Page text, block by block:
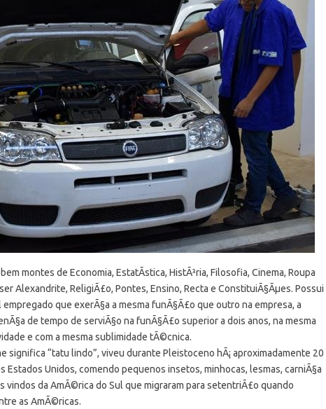
montes de Economia, EstatÃ­stica, HistÃ³ria, Filosofia, Cinema, Roupa
Alexandrite, ReligiÃ£o, Pontes, Ensino, Recta e ConstituiÃ§Ãµes. Possui
que exerÃ§a a mesma funÃ§Ã£o que outro na empresa, a
de tempo de serviÃ§o na funÃ§Ã£o superior a dois anos, na mesma
e com a mesma sublimidade tÃ©cnica.
significa “tatu lindo”, viveu durante Pleistoceno hÃ¡ aproximadamente 20
Estados Unidos, comendo pequenos insetos, minhocas, lesmas, carniÃ§a
vindos da AmÃ©rica do Sul que migraram para setentriÃ£o quando
as AmÃ©ricas.